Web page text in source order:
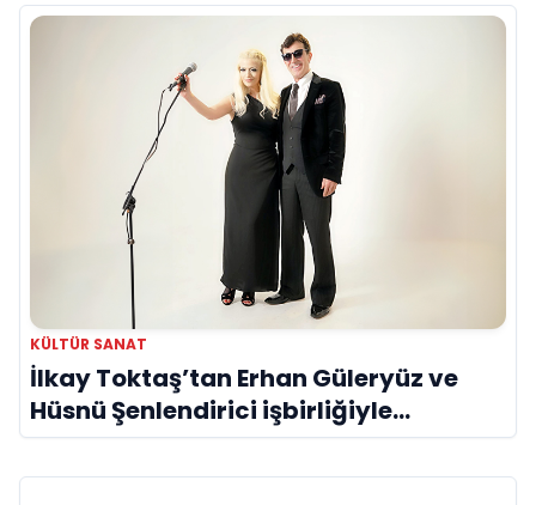
KÜLTÜR SANAT
İlkay Toktaş’tan Erhan Güleryüz ve
Hüsnü Şenlendirici işbirliğiyle
duygusal bir aşk manifestosu: “Deliler
Gibi”